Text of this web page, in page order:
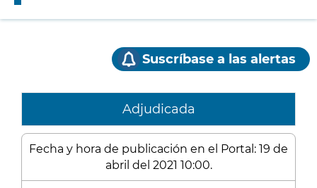
Suscríbase a las alertas
Adjudicada
Fecha y hora de publicación en el Portal: 19 de
abril del 2021 10:00.